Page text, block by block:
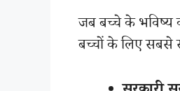
जब बच्चे के भविष्य
बच्चों के लिए सबसे